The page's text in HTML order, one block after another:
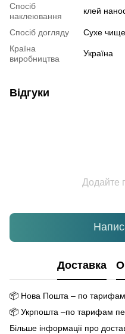
Спосіб
наклеювання
клей
Спосіб догляду
Cухе
Країна
виробництва
Україна
Відгуки
Додайте
Доставка
📦 Нова Пошта – по тарифам
📦 Укрпошта –по тарифам
Більше інформації про